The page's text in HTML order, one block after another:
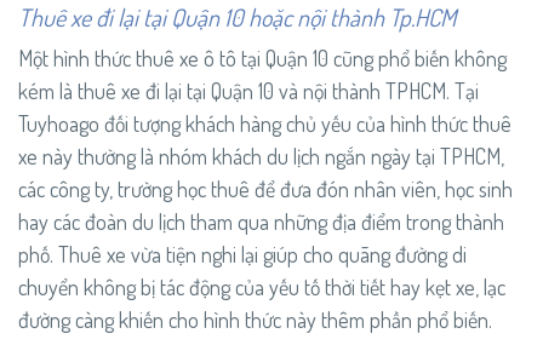
Thuê xe đi lại tại Quận 10 hoặc nội thành Tp.HCM
Một hình thức thuê xe ô tô tại Quận 10 cũng phổ biến không
kém là thuê xe đi lại tại Quận 10 và nội thành TPHCM. Tại
Tuyhoago đối tượng khách hàng chủ yếu của hình thức thuê
xe này thường là nhóm khách du lịch ngắn ngày tại TPHCM,
các công ty, trường học thuê để đưa đón nhân viên, học sinh
hay các đoàn du lịch tham qua những địa điểm trong thành
phố. Thuê xe vừa tiện nghi lại giúp cho quãng đường di
chuyển không bị tác động của yếu tố thời tiết hay kẹt xe, lạc
đường càng khiến cho hình thức này thêm phần phổ biến.